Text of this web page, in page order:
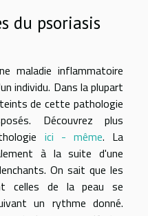
du psoriasis
maladie inflammatoire
individu. Dans la plupart
de cette pathologie
Découvrez plus
ici - même. La
à la suite d'une
On sait que les
celles de la peau se
un rythme donné.